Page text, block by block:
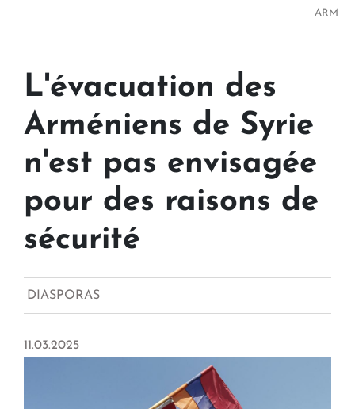
ARM
L'évacuation des
Arméniens de Syrie
n'est pas envisagée
pour des raisons de
sécurité
DIASPORAS
11.03.2025